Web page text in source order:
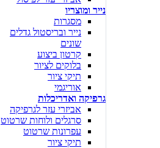
נייר ומוצריו
מסגרות
נייר ובריסטול גדלים
שונים
קרטון ביצוע
בלוקים לציור
תיקי ציור
אוריגמי
גרפיקה ואדריכלות
אביזרי עזר לגרפיקה
סרגלים ולוחות שרטוט
עפרונות שרטוט
תיקי ציור